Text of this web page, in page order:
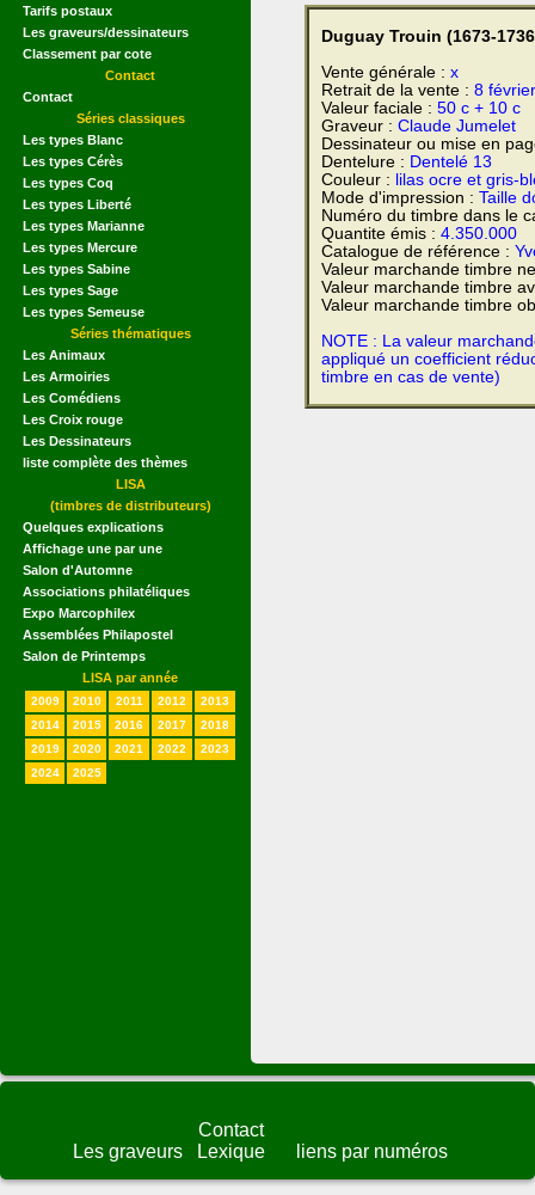
Tarifs postaux
Les graveurs/dessinateurs
Classement par cote
Contact
Contact
Séries classiques
Les types Blanc
Les types Cérès
Les types Coq
Les types Liberté
Les types Marianne
Les types Mercure
Les types Sabine
Les types Sage
Les types Semeuse
Séries thématiques
Les Animaux
Les Armoiries
Les Comédiens
Les Croix rouge
Les Dessinateurs
liste complète des thèmes
LISA
(timbres de distributeurs)
Quelques explications
Affichage une par une
Salon d'Automne
Associations philatéliques
Expo Marcophilex
Assemblées Philapostel
Salon de Printemps
LISA par année
2009 2010 2011 2012
2013
2014
2015 2016 2017
2018
2019
2020 2021 2022
2023
2024
2025
Duguay Trouin (1673-
Vente générale : x
Retrait de la vente : 8
Valeur faciale : 50 c + 10 c
Graveur : Claude Jumelet
Dessinateur ou mise en
Dentelure : Dentelé 13
Couleur : lilas ocre et gris-
Mode d'impression : Taille
Numéro du timbre dans le
Quantite émis : 4.350.000
Catalogue de référence :
Valeur marchande timbre
Valeur marchande timbre
Valeur marchande timbre
NOTE : La valeur
appliqué un coefficient
timbre en cas de vente)
Les graveurs
Contact
Lexique
liens par numéros